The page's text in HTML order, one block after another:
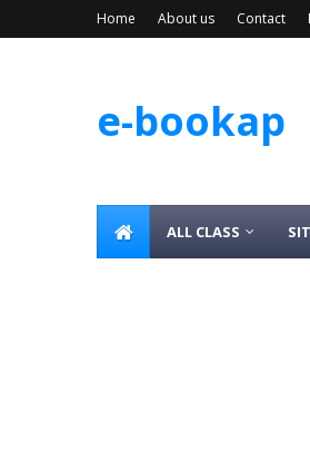
Home About us Contact
e-bookap
ALL CLASS